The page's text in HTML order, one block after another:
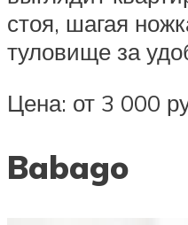
стоя, шагая
туловище за
Цена: от 3 000
Babago